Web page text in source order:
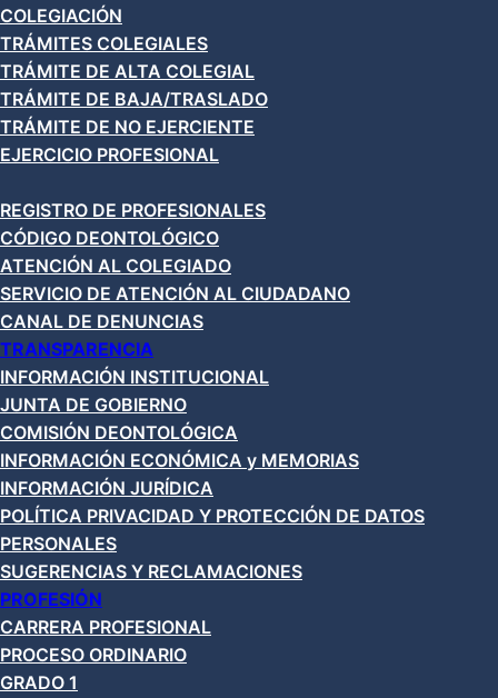
COLEGIACIÓN
TRÁMITES COLEGIALES
TRÁMITE DE ALTA COLEGIAL
TRÁMITE DE BAJA/TRASLADO
TRÁMITE DE NO EJERCIENTE
EJERCICIO PROFESIONAL
REGISTRO DE PROFESIONALES
CÓDIGO DEONTOLÓGICO
ATENCIÓN AL COLEGIADO
SERVICIO DE ATENCIÓN AL CIUDADANO
CANAL DE DENUNCIAS
TRANSPARENCIA
INFORMACIÓN INSTITUCIONAL
JUNTA DE GOBIERNO
COMISIÓN DEONTOLÓGICA
INFORMACIÓN ECONÓMICA y MEMORIAS
INFORMACIÓN JURÍDICA
POLÍTICA PRIVACIDAD Y PROTECCIÓN DE DATOS
PERSONALES
SUGERENCIAS Y RECLAMACIONES
PROFESIÓN
CARRERA PROFESIONAL
PROCESO ORDINARIO
GRADO 1